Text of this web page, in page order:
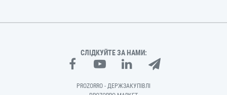
СЛІДКУЙТЕ ЗА НАМИ:
PROZORRO - ДЕРЖЗАКУПІВЛІ